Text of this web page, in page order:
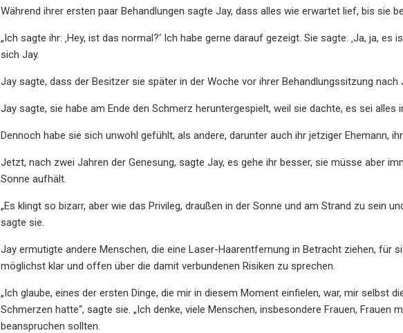
Während ihrer ersten paar Behandlungen sagte Jay, dass alles wie erwartet lief, bis sie
„Ich sagte ihr: ‚Hey, ist das normal?‘ Ich habe gerne darauf gezeigt. Sie sagte: ‚Ja, ja, es
sich Jay.
Jay sagte, dass der Besitzer sie später in der Woche vor ihrer Behandlungssitzung
Jay sagte, sie habe am Ende den Schmerz heruntergespielt, weil sie dachte, es sei alles
Dennoch habe sie sich unwohl gefühlt, als andere, darunter auch ihr jetziger Ehemann,
Jetzt, nach zwei Jahren der Genesung, sagte Jay, es gehe ihr besser, sie müsse aber
Sonne aufhält.
„Es klingt so bizarr, aber wie das Privileg, draußen in der Sonne und am Strand zu sein
sagte sie.
Jay ermutigte andere Menschen, die eine Laser-Haarentfernung in Betracht ziehen, für
möglichst klar und offen über die damit verbundenen Risiken zu sprechen.
„Ich glaube, eines der ersten Dinge, die mir in diesem Moment einfielen, war, mir selbst
Schmerzen hatte“, sagte sie. „Ich denke, viele Menschen, insbesondere Frauen, Frauen
beanspruchen sollten.